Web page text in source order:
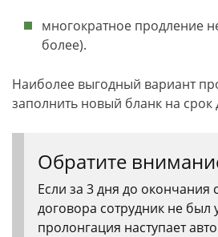
многократное продление
более).
Наиболее выгодный вариант
заполнить новый бланк на срок
Обратите
Если за 3 дня до окончания
договора сотрудник не был
пролонгация наступает